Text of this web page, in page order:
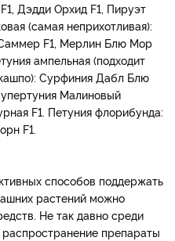
Дэдди Орхид F1, Пируэт
(самая неприхотливая):
F1, Мерлин Блю Мор
ампельная (подходит
Сурфиния Дабл Блю
Малиновый
F1. Петуния флорибунда:
F1.
способов поддержать
растений можно
Не так давно среди
препараты